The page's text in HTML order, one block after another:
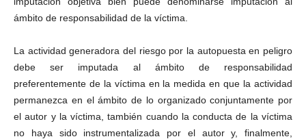
ámbito de responsabilidad de la víctima.
La actividad generadora del riesgo por la autopuesta en peligro
debe ser imputada al ámbito de responsabilidad
preferentemente de la víctima en la medida en que la actividad
permanezca en el ámbito de lo organizado conjuntamente por
el autor y la víctima, también cuando la conducta de la víctima
no haya sido instrumentalizada por el autor y, finalmente,